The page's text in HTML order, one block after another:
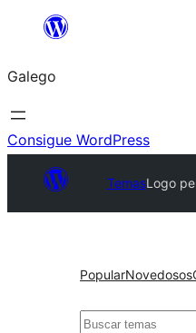
Saltar
contido
Galego
Consigue WordPress
TemasLogo
PopularNovedosos
Buscar